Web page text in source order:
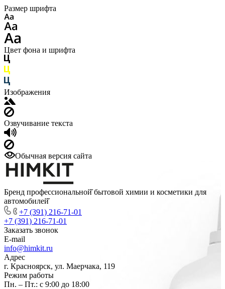
Размер шрифта
Цвет фона и шрифта
Изображения
Озвучивание текста
Обычная версия сайта
Бренд профессиональной̆ бытовой химии и косметики для
автомобилей̆
+7 (391) 216-71-01
+7 (391) 216-71-01
Заказать звонок
E-mail
info@himkit.ru
Адрес
г. Красноярск, ул. Маерчака, 119
Режим работы
Пн. – Пт.: с 9:00 до 18:00